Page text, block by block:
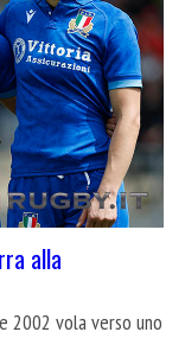
alla
2002 vola verso uno